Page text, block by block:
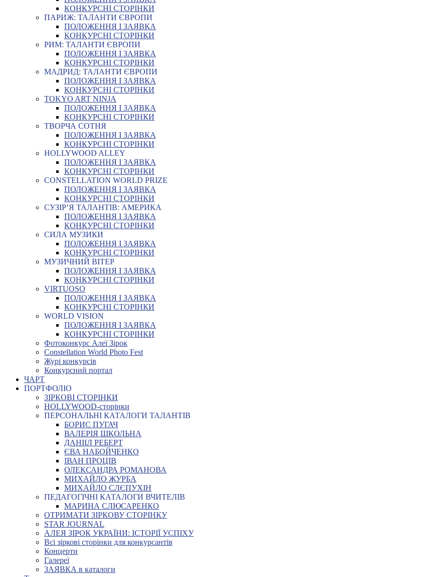
КОНКУРСНІ СТОРІНКИ
ПАРИЖ: ТАЛАНТИ ЄВРОПИ
ПОЛОЖЕННЯ І ЗАЯВКА
КОНКУРСНІ СТОРІНКИ
РИМ: ТАЛАНТИ ЄВРОПИ
ПОЛОЖЕННЯ І ЗАЯВКА
КОНКУРСНІ СТОРІНКИ
МАДРИД: ТАЛАНТИ ЄВРОПИ
ПОЛОЖЕННЯ І ЗАЯВКА
КОНКУРСНІ СТОРІНКИ
TOKYO ART NINJA
ПОЛОЖЕННЯ І ЗАЯВКА
КОНКУРСНІ СТОРІНКИ
ТВОРЧА СОТНЯ
ПОЛОЖЕННЯ І ЗАЯВКА
КОНКУРСНІ СТОРІНКИ
HOLLYWOOD ALLEY
ПОЛОЖЕННЯ І ЗАЯВКА
КОНКУРСНІ СТОРІНКИ
CONSTELLATION WORLD PRIZE
ПОЛОЖЕННЯ І ЗАЯВКА
КОНКУРСНІ СТОРІНКИ
СУЗІР’Я ТАЛАНТІВ: АМЕРИКА
ПОЛОЖЕННЯ І ЗАЯВКА
КОНКУРСНІ СТОРІНКИ
СИЛА МУЗИКИ
ПОЛОЖЕННЯ І ЗАЯВКА
КОНКУРСНІ СТОРІНКИ
МУЗИЧНИЙ ВІТЕР
ПОЛОЖЕННЯ І ЗАЯВКА
КОНКУРСНІ СТОРІНКИ
VIRTUOSO
ПОЛОЖЕННЯ І ЗАЯВКА
КОНКУРСНІ СТОРІНКИ
WORLD VISION
ПОЛОЖЕННЯ І ЗАЯВКА
КОНКУРСНІ СТОРІНКИ
Фотоконкурс Алеї Зірок
Constellation World Photo Fest
Журі конкурсів
Конкурсний портал
ЧАРТ
ПОРТФОЛІО
ЗІРКОВІ СТОРІНКИ
HOLLYWOOD-сторінки
ПЕРСОНАЛЬНІ КАТАЛОГИ ТАЛАНТІВ
БОРИС ПУГАЧ
ВАЛЕРІЯ ШКОЛЬНА
ДАНІІЛ РЕБЕРТ
ЄВА НАБОЙЧЕНКО
ІВАН ПРОЦІВ
ОЛЕКСАНДРА РОМАНОВА
МИХАЙЛО ЖУРБА
МИХАЙЛО СЛЄПУХІН
ПЕДАГОГІЧНІ КАТАЛОГИ ВЧИТЕЛІВ
МАРИНА СЛЮСАРЕНКО
ОТРИМАТИ ЗІРКОВУ СТОРІНКУ
STAR JOURNAL
АЛЕЯ ЗІРОК УКРАЇНИ: ІСТОРІЇ УСПІХУ
Всі зіркові сторінки для конкурсантів
Концерти
Галереї
ЗАЯВКА в каталоги